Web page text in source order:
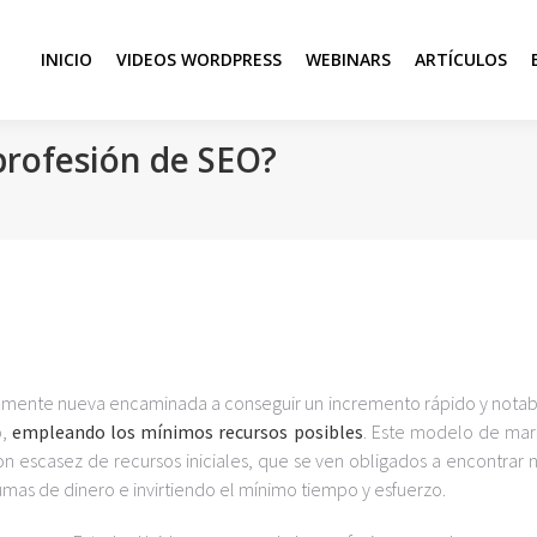
INICIO VIDEOS WORDPRESS WEBINARS ARTÍCULOS
de SEO?
nueva encaminada a conseguir un incremento rápido y
empleando los mínimos recursos posibles. Este modelo de
escasez de recursos iniciales, que se ven obligados a encontrar
de dinero e invirtiendo el mínimo tiempo y esfuerzo.